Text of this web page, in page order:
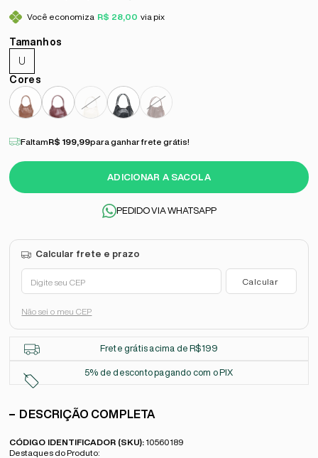
Você economiza R$ 28,00 via pix
U
ADICIONAR A SACOLA
FaltamR$ 199,99para ganhar frete grátis!
PEDIDO VIA WHATSAPP
Não sei o meu CEP
Frete grátis acima de R$199
5% de desconto pagando com o PIX
DESCRIÇÃO COMPLETA
CÓDIGO IDENTIFICADOR (SKU): 10560189
Destaques do Produto: